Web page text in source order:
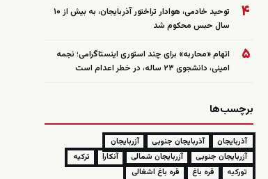
۴
توحید خادمی، هوادار تراختور آذربایجان، به بیش از ۱۰
سال حبس محکوم شد
۵
اتهام «محاربه» برای چند استوری اینستاگرامی؛ نجمه
امینی، دانشجوی ۲۳ ساله، در خطر اعدام است
برچسب‌ها
آذربایجان آذربایجان جنوبی
آزربایجان
آزربایجان جنوبی
آزربایجان شمالی آنکارا
ترکیه
تورکیه
قره باغ قره باغ اشغالی